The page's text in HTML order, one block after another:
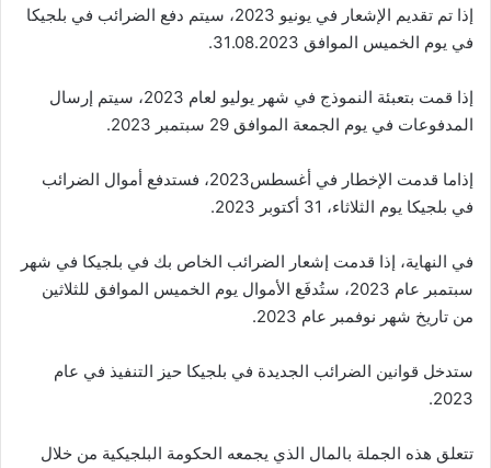
إذا تم تقديم الإشعار في يونيو 2023، سيتم دفع الضرائب في بلجيكا
في يوم الخميس الموافق 31.08.2023.
إذا قمت بتعبئة النموذج في شهر يوليو لعام 2023، سيتم إرسال
المدفوعات في يوم الجمعة الموافق 29 سبتمبر 2023.
إذاما قدمت الإخطار في أغسطس2023، فستدفع أموال الضرائب
في بلجيكا يوم الثلاثاء، 31 أكتوبر 2023.
في النهاية، إذا قدمت إشعار الضرائب الخاص بك في بلجيكا في شهر
سبتمبر عام 2023، ستُدفَع الأموال يوم الخميس الموافق للثلاثين
من تاريخ شهر نوفمبر عام 2023.
ستدخل قوانين الضرائب الجديدة في بلجيكا حيز التنفيذ في عام
2023.
تتعلق هذه الجملة بالمال الذي يجمعه الحكومة البلجيكية من خلال